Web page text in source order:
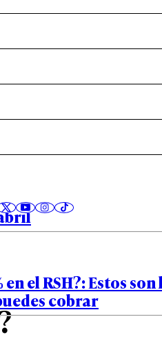
que pueden
en el RSH?: Estos
cobrar